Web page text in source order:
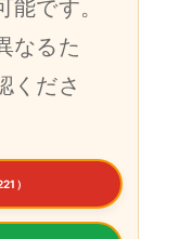
です。
なるた
くださ
）